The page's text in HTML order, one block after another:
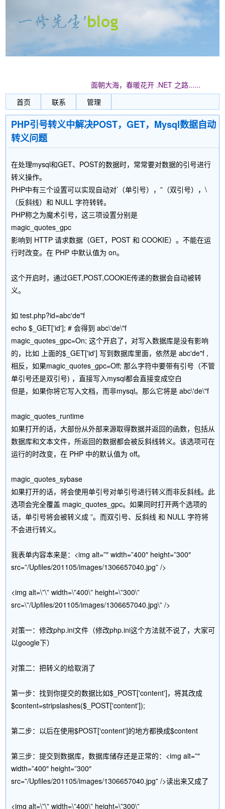
面朝大海，春暖花开 .NET 之路......
首页
联系 管理
PHP引号转义中解决POST，GET，Mysql数据自动
转义问题
在处理mysql和GET、POST的数据时，常常要对数据的引号进行
转义操作。
PHP中有三个设置可以实现自动对’（单引号），”（双引号），\
（反斜线）和 NULL 字符转转。
PHP称之为魔术引号，这三项设置分别是
magic_quotes_gpc
影响到 HTTP 请求数据（GET，POST 和 COOKIE）。不能在运
行时改变。在 PHP 中默认值为 on。
这个开启时，通过GET,POST,COOKIE传递的数据会自动被转
义。
如 test.php?id=abc'de"f
echo $_GET['id']; # 会得到 abc\'de\"f
magic_quotes_gpc=On; 这个开启了，对写入数据库是没有影响
的，比如 上面的$_GET['id'] 写到数据库里面，依然是 abc'de"f ,
相反，如果magic_quotes_gpc=Off; 那么字符中要带有引号（不管
单引号还是双引号) ，直接写入mysql都会直接变成空白
但是，如果你将它写入文档，而非mysql。那么它将是 abc\'de\"f
magic_quotes_runtime
如果打开的话，大部份从外部来源取得数据并返回的函数，包括从
数据库和文本文件，所返回的数据都会被反斜线转义。该选项可在
运行的时改变，在 PHP 中的默认值为 off。
magic_quotes_sybase
如果打开的话，将会使用单引号对单引号进行转义而非反斜线。此
选项会完全覆盖 magic_quotes_gpc。如果同时打开两个选项的
话，单引号将会被转义成 ”。而双引号、反斜线 和 NULL 字符将
不会进行转义。
我表单内容本来是：<img alt=”" width=”400″ height=”300″
src=”/Upfiles/201105/images/1306657040.jpg” />
<img alt=\”\” width=\”400\” height=\”300\”
src=\”/Upfiles/201105/images/1306657040.jpg\” />
对策一：修改php.ini文件（修改php.ini这个方法就不说了，大家可
以google下）
对策二：把转义的给取消了
第一步：找到你提交的数据比如$_POST['content']，将其改成
$content=stripslashes($_POST['content']);
第二步：以后在使用$POST['content']的地方都换成$content
第三步：提交到数据库，数据库储存还是正常的：<img alt=”"
width=”400″ height=”300″
src=”/Upfiles/201105/images/1306657040.jpg” />读出来又成了
<img alt=\”\” width=\”400\” height=\”300\”